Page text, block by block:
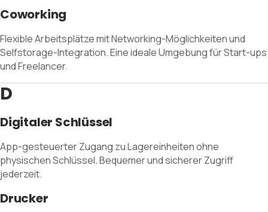
Coworking
Flexible Arbeitsplätze mit Networking-Möglichkeiten und
Selfstorage-Integration. Eine ideale Umgebung für Start-ups
und Freelancer.
D
Digitaler Schlüssel
App-gesteuerter Zugang zu Lagereinheiten ohne
physischen Schlüssel. Bequemer und sicherer Zugriff
jederzeit.
Drucker